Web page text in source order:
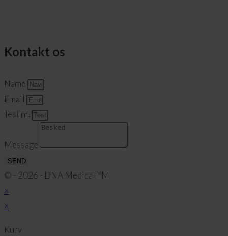
Kontakt os
Name
Email
Test nr.
Message
SEND
© - 2026 - DNA Medical TM
×
×
Kurv